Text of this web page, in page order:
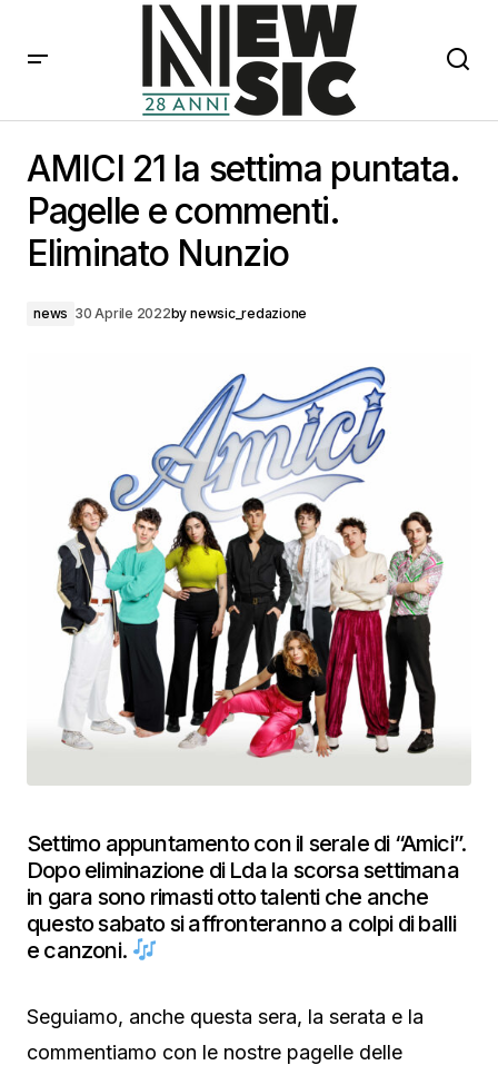
Eliminato Nunzio
AMICI 21 la settima puntata.
Pagelle e commenti.
Eliminato Nunzio
news 30 Aprile 2022by newsic_redazione
Settimo appuntamento con il serale di “Amici”.
Dopo eliminazione di Lda la scorsa settimana
in gara sono rimasti otto talenti che anche
questo sabato si affronteranno a colpi di balli
e canzoni.
Seguiamo, anche questa sera, la serata e la
commentiamo con le nostre pagelle delle